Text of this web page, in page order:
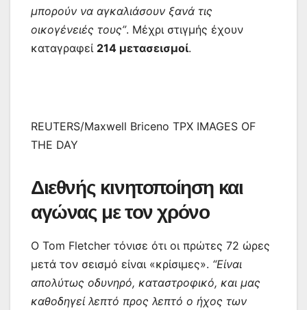
μπορούν να αγκαλιάσουν ξανά τις
οικογένειές τους”. Μέχρι στιγμής έχουν
καταγραφεί 214 μετασεισμοί.
REUTERS/Maxwell Briceno TPX IMAGES OF
THE DAY
Διεθνής κινητοποίηση και
αγώνας με τον χρόνο
Ο Tom Fletcher τόνισε ότι οι πρώτες 72 ώρες
μετά τον σεισμό είναι «κρίσιμες». “Είναι
απολύτως οδυνηρό, καταστροφικό, και μας
καθοδηγεί λεπτό προς λεπτό ο ήχος των